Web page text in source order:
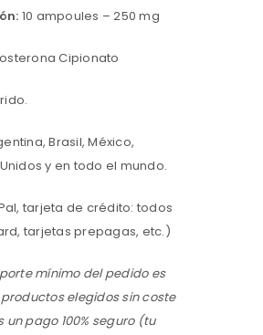
10 ampoules – 250 mg
Cipionato
Brasil, México,
y en todo el mundo.
tarjeta de crédito: todos
tarjetas prepagas, etc.)
mínimo del pedido es
elegidos sin coste
pago 100% seguro (tu